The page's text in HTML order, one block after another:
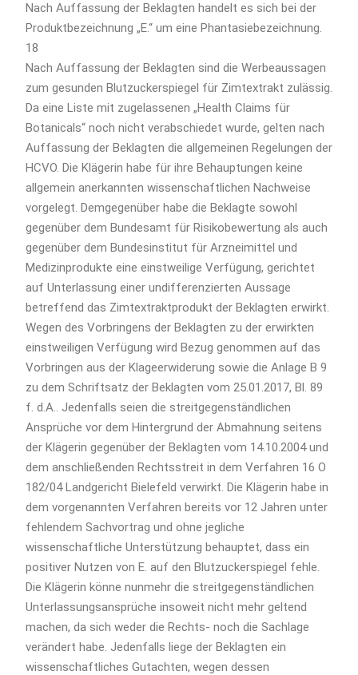
Nach Auffassung der Beklagten handelt es sich bei der
Produktbezeichnung „E.“ um eine Phantasiebezeichnung.
18
Nach Auffassung der Beklagten sind die Werbeaussagen
zum gesunden Blutzuckerspiegel für Zimtextrakt zulässig.
Da eine Liste mit zugelassenen „Health Claims für
Botanicals“ noch nicht verabschiedet wurde, gelten nach
Auffassung der Beklagten die allgemeinen Regelungen der
HCVO. Die Klägerin habe für ihre Behauptungen keine
allgemein anerkannten wissenschaftlichen Nachweise
vorgelegt. Demgegenüber habe die Beklagte sowohl
gegenüber dem Bundesamt für Risikobewertung als auch
gegenüber dem Bundesinstitut für Arzneimittel und
Medizinprodukte eine einstweilige Verfügung, gerichtet
auf Unterlassung einer undifferenzierten Aussage
betreffend das Zimtextraktprodukt der Beklagten erwirkt.
Wegen des Vorbringens der Beklagten zu der erwirkten
einstweiligen Verfügung wird Bezug genommen auf das
Vorbringen aus der Klageerwiderung sowie die Anlage B 9
zu dem Schriftsatz der Beklagten vom 25.01.2017, Bl. 89
f. d.A.. Jedenfalls seien die streitgegenständlichen
Ansprüche vor dem Hintergrund der Abmahnung seitens
der Klägerin gegenüber der Beklagten vom 14.10.2004 und
dem anschließenden Rechtsstreit in dem Verfahren 16 O
182/04 Landgericht Bielefeld verwirkt. Die Klägerin habe in
dem vorgenannten Verfahren bereits vor 12 Jahren unter
fehlendem Sachvortrag und ohne jegliche
wissenschaftliche Unterstützung behauptet, dass ein
positiver Nutzen von E. auf den Blutzuckerspiegel fehle.
Die Klägerin könne nunmehr die streitgegenständlichen
Unterlassungsansprüche insoweit nicht mehr geltend
machen, da sich weder die Rechts- noch die Sachlage
verändert habe. Jedenfalls liege der Beklagten ein
wissenschaftliches Gutachten, wegen dessen